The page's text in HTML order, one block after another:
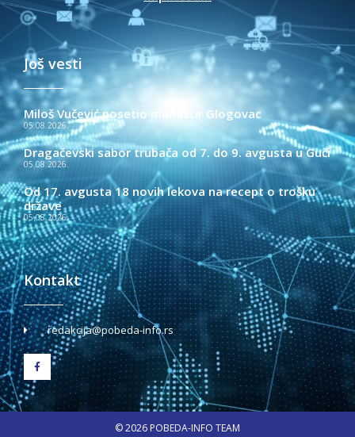
Još vesti
Miloš Vučević posetio manastir Glogovac
05.08.2026.
Dragačevski sabor trubača od 7. do 9. avgusta u Guči
05.08.2026.
Od 17. avgusta 18 novih lekova na recept o trošku
države
05.08.2026.
Kontakt
redakcija@pobeda-info.rs
© 2026 POBEDA-INFO TEAM